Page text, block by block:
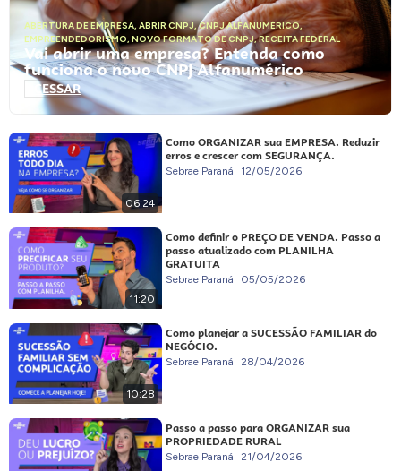
ABERTURA DE EMPRESA, ABRIR CNPJ,CNPJ ALFANUMÉRICO,
EMPREENDEDORISMO, NOVO FORMATO DE CNPJ,RECEITA FEDERAL
Vai abrir uma empresa? Entenda como
funciona o novo CNPJ Alfanumérico
ACESSAR
06:24
Como ORGANIZAR sua EMPRESA. Reduzir
erros e crescer com SEGURANÇA.
Sebrae Paraná 12/05/2026
11:20
Como definir o PREÇO DE VENDA. Passo a
passo atualizado com PLANILHA
GRATUITA
Sebrae Paraná 05/05/2026
10:28
Como planejar a SUCESSÃO FAMILIAR do
NEGÓCIO.
Sebrae Paraná 28/04/2026
Passo a passo para ORGANIZAR sua
PROPRIEDADE RURAL
Sebrae Paraná 21/04/2026